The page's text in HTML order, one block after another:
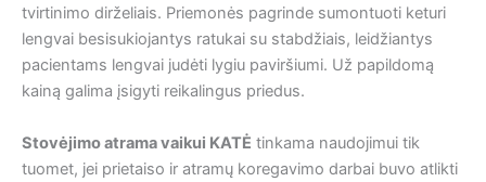
tvirtinimo dirželiais. Priemonės pagrinde sumontuoti keturi
lengvai besisukiojantys ratukai su stabdžiais, leidžiantys
pacientams lengvai judėti lygiu paviršiumi. Už papildomą
kainą galima įsigyti reikalingus priedus.
Stovėjimo atrama vaikui KATĖ tinkama naudojimui tik
tuomet, jei prietaiso ir atramų koregavimo darbai buvo atlikti